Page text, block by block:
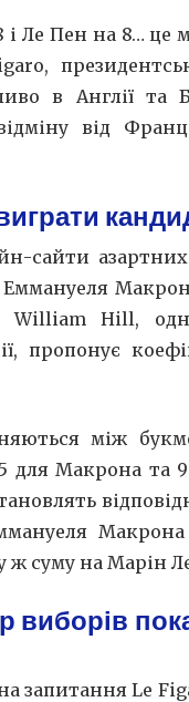
Ле Пен на 8… це
в Англії та
від
сайти
William Hill,
пропонує
між
для Макрона та
ж суму на Марін
виборів
запитання Le